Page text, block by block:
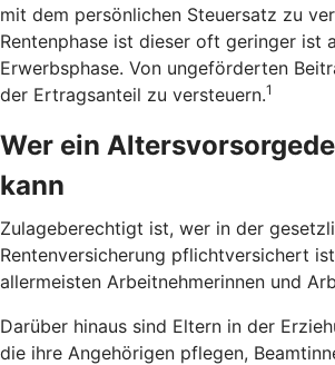
mit dem persönlichen Steuersatz zu
Rentenphase ist dieser oft geringer ist
Erwerbsphase. Von ungeförderten
der Ertragsanteil zu versteuern.1
Wer ein
kann
Zulageberechtigt ist, wer in der
Rentenversicherung pflichtversichert
allermeisten Arbeitnehmerinnen und
Darüber hinaus sind Eltern in der
die ihre Angehörigen pflegen,